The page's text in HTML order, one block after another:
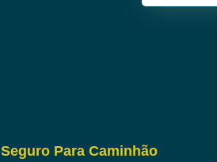
Seguro Para Caminhão